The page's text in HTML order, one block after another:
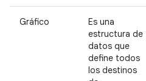
Gráfico
Es una
estructura de
datos que
define todos
los destinos